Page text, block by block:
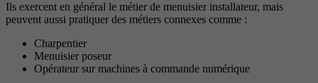
Ils exercent en général le métier de menuisier installateur, mais
peuvent aussi pratiquer des métiers connexes comme :
Charpentier
Menuisier poseur
Opérateur sur machines à commande numérique